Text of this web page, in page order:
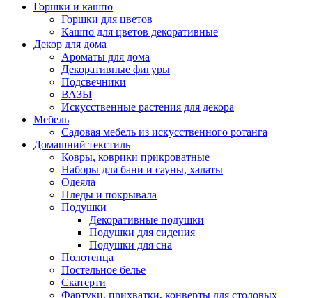
Горшки и кашпо
Горшки для цветов
Кашпо для цветов декоративные
Декор для дома
Ароматы для дома
Декоративные фигуры
Подсвечники
ВАЗЫ
Искусственные растения для декора
Мебель
Садовая мебель из искусственного ротанга
Домашний текстиль
Ковры, коврики прикроватные
Наборы для бани и сауны, халаты
Одеяла
Пледы и покрывала
Подушки
Декоративные подушки
Подушки для сидения
Подушки для сна
Полотенца
Постельное белье
Скатерти
Фартуки, прихватки, конверты для столовых